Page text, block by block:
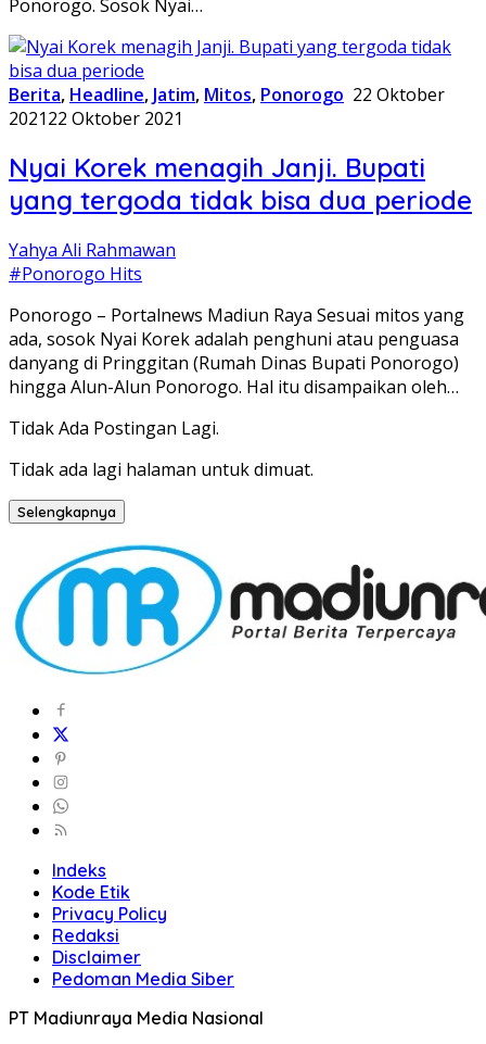
Ponorogo. Sosok Nyai…
Berita, Headline, Jatim, Mitos, Ponorogo 22 Oktober
202122 Oktober 2021
Nyai Korek menagih Janji. Bupati
yang tergoda tidak bisa dua periode
Yahya Ali Rahmawan
#Ponorogo Hits
Ponorogo – Portalnews Madiun Raya Sesuai mitos yang
ada, sosok Nyai Korek adalah penghuni atau penguasa
danyang di Pringgitan (Rumah Dinas Bupati Ponorogo)
hingga Alun-Alun Ponorogo. Hal itu disampaikan oleh…
Tidak Ada Postingan Lagi.
Tidak ada lagi halaman untuk dimuat.
Selengkapnya
Indeks
Kode Etik
Privacy Policy
Redaksi
Disclaimer
Pedoman Media Siber
PT Madiunraya Media Nasional